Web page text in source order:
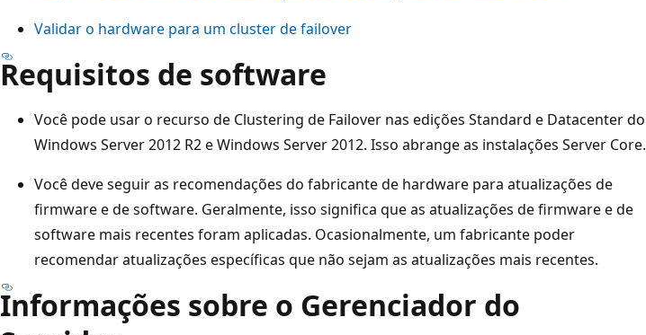
Validar o hardware para um cluster de failover
Requisitos de software
Você pode usar o recurso de Clustering de Failover nas edições Standard e Datacenter do
Windows Server 2012 R2 e Windows Server 2012. Isso abrange as instalações Server Core.
Você deve seguir as recomendações do fabricante de hardware para atualizações de
firmware e de software. Geralmente, isso significa que as atualizações de firmware e de
software mais recentes foram aplicadas. Ocasionalmente, um fabricante poder
recomendar atualizações específicas que não sejam as atualizações mais recentes.
Informações sobre o Gerenciador do